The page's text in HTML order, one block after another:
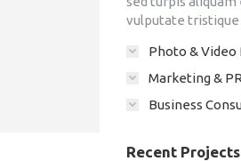
vulputate tristique
Photo &
Marketing & PR
Business
Recent Projects